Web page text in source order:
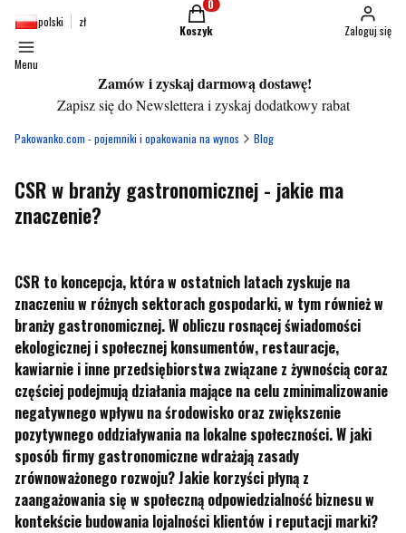
polski zł Produkty w koszyku: 0. Zobacz szczegóły
Koszyk Zaloguj się
Menu
Zamów i zyskaj darmową dostawę!
Zapisz się do Newslettera i zyskaj dodatkowy rabat
Pakowanko.com - pojemniki i opakowania na wynos Blog
CSR w branży gastronomicznej - jakie ma
znaczenie?
CSR to koncepcja, która w ostatnich latach zyskuje na
znaczeniu w różnych sektorach gospodarki, w tym również w
branży gastronomicznej. W obliczu rosnącej świadomości
ekologicznej i społecznej konsumentów, restauracje,
kawiarnie i inne przedsiębiorstwa związane z żywnością coraz
częściej podejmują działania mające na celu zminimalizowanie
negatywnego wpływu na środowisko oraz zwiększenie
pozytywnego oddziaływania na lokalne społeczności. W jaki
sposób firmy gastronomiczne wdrażają zasady
zrównoważonego rozwoju? Jakie korzyści płyną z
zaangażowania się w społeczną odpowiedzialność biznesu w
kontekście budowania lojalności klientów i reputacji marki?